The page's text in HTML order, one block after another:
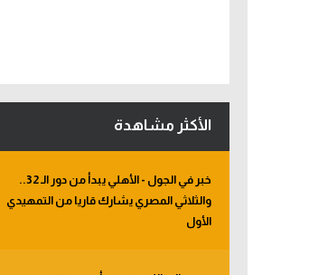
الأكثر مشاهدة
خبر في الجول - الأهلي يبدأ من دور الـ 32..
والثلاثي المصري يشارك قاريا من التمهيدي
الأول